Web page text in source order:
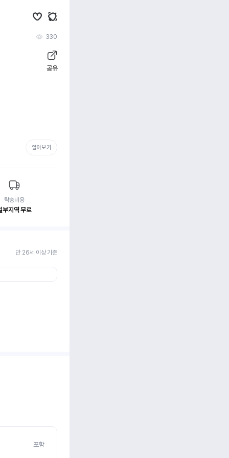
330
공유
알아보기
탁송비용
부지역 무료
만 26세 이상 기준
포함